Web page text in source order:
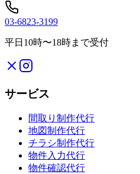
03-6823-3199
平日10時〜18時まで受付
サービス
間取り制作代行
地図制作代行
チラシ制作代行
物件入力代行
物件確認代行